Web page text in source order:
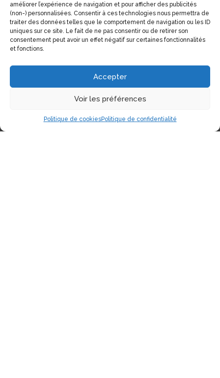
améliorer l’expérience de navigation et pour afficher des publicités
(non-) personnalisées. Consentir à ces technologies nous permettra de
traiter des données telles que le comportement de navigation ou les ID
uniques sur ce site. Le fait de ne pas consentir ou de retirer son
consentement peut avoir un effet négatif sur certaines fonctionnalités
et fonctions.
Accepter
Voir les préférences
Politique de cookiesPolitique de confidentialité